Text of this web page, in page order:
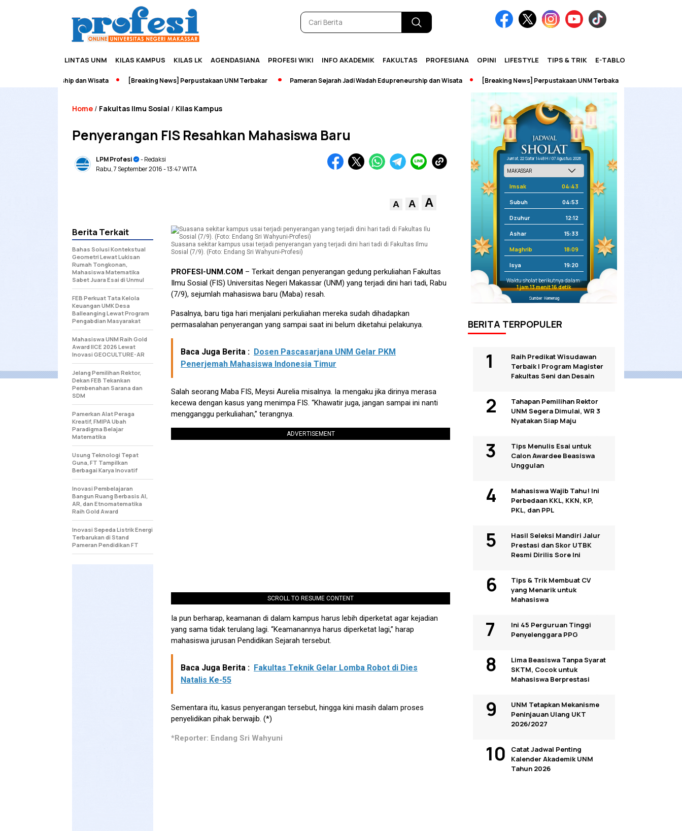
LINTAS UNM KILAS KAMPUS KILAS LK AGENDASIANA PROFESI WIKI INFO AKADEMIK FAKULTAS PROFESIANA OPINI LIFESTYLE TIPS & TRIK E-TABLOID
Edupreneurship dan Wisata [Breaking News] Perpustakaan UNM Terbakar Pameran Sejarah Jadi Wadah Edupreneurship dan Wisata [Breaking News] Perpustakaan UNM Terbakar
Home / Fakultas Ilmu Sosial / Kilas Kampus
Penyerangan FIS Resahkan Mahasiswa Baru
LPM Profesi
- Redaksi
Rabu, 7 September 2016- 13:47 WITA
A A A
Suasana sekitar kampus usai terjadi penyerangan yang terjadi dini hari tadi di Fakultas Ilmu
Sosial (7/9). (Foto: Endang Sri Wahyuni-Profesi)
PROFESI-UNM.COM – Terkait dengan penyerangan gedung perkuliahan Fakultas
Ilmu Sosial (FIS) Universitas Negeri Makassar (UNM) yang terjadi dini hari tadi, Rabu
(7/9), sejumlah mahasiswa baru (Maba) resah.
Pasalnya, baru tiga hari menjalani perkuliahan mereka sudah dihadapkan
permasalahan penyerangan yang sampai saat ini belum diketahui pelakunya.
Baca Juga Berita : Dosen Pascasarjana UNM Gelar PKM
Penerjemah Mahasiswa Indonesia Timur
Salah seorang Maba FIS, Meysi Aurelia misalnya. Ia mengaku jika dirinya merasa
kecewa dengan kasus yang menimpa FIS. “Khawatir juga, jangan sampai ini nanti
mengganggu perkuliahan,” terangnya.
ADVERTISEMENT
SCROLL TO RESUME CONTENT
Ia pun berharap, keamanan di dalam kampus harus lebih diperketat agar kejadian
yang sama tidak terulang lagi. “Keamanannya harus diperketat lagi,” harap
mahasiswa jurusan Pendidikan Sejarah tersebut.
Baca Juga Berita : Fakultas Teknik Gelar Lomba Robot di Dies
Natalis Ke-55
Sementara itu, kasus penyerangan tersebut, hingga kini masih dalam proses
penyelidikan pihak berwajib. (*)
*Reporter: Endang Sri Wahyuni
Berita Terkait
Bahas Solusi Kontekstual
Geometri Lewat Lukisan
Rumah Tongkonan,
Mahasiswa Matematika
Sabet Juara Esai di Unmul
FEB Perkuat Tata Kelola
Keuangan UMK Desa
Balleanging Lewat Program
Pengabdian Masyarakat
Mahasiswa UNM Raih Gold
Award IICE 2026 Lewat
Inovasi GEOCULTURE-AR
Jelang Pemilihan Rektor,
Dekan FEB Tekankan
Pembenahan Sarana dan
SDM
Pamerkan Alat Peraga
Kreatif, FMIPA Ubah
Paradigma Belajar
Matematika
Usung Teknologi Tepat
Guna, FT Tampilkan
Berbagai Karya Inovatif
Inovasi Pembelajaran
Bangun Ruang Berbasis AI,
AR, dan Etnomatematika
Raih Gold Award
Inovasi Sepeda Listrik Energi
Terbarukan di Stand
Pameran Pendidikan FT
Jum'at, 22 Safar 1448 H / 07 Agustus 2026
Imsak 04:43
Subuh 04:53
Dzuhur 12:12
Ashar 15:33
Maghrib 18:09
Isya 19:20
Waktu sholat berikutnya dalam:
1 jam 13 menit 15 detik
Sumber: Kemenag
BERITA TERPOPULER
Raih Predikat Wisudawan
Terbaik I Program Magister
Fakultas Seni dan Desain
Tahapan Pemilihan Rektor
UNM Segera Dimulai, WR 3
Nyatakan Siap Maju
Tips Menulis Esai untuk
Calon Awardee Beasiswa
Unggulan
Mahasiswa Wajib Tahu! Ini
Perbedaan KKL, KKN, KP,
PKL, dan PPL
Hasil Seleksi Mandiri Jalur
Prestasi dan Skor UTBK
Resmi Dirilis Sore Ini
Tips & Trik Membuat CV
yang Menarik untuk
Mahasiswa
Ini 45 Perguruan Tinggi
Penyelenggara PPG
Lima Beasiswa Tanpa Syarat
SKTM, Cocok untuk
Mahasiswa Berprestasi
UNM Tetapkan Mekanisme
Peninjauan Ulang UKT
2026/2027
Catat Jadwal Penting
Kalender Akademik UNM
Tahun 2026